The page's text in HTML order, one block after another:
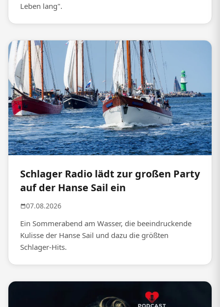
Leben lang".
Schlager Radio lädt zur großen Party
auf der Hanse Sail ein
07.08.2026
Ein Sommerabend am Wasser, die beeindruckende
Kulisse der Hanse Sail und dazu die größten
Schlager-Hits.